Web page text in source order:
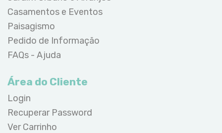
Casamentos e Eventos
Paisagismo
Pedido de Informação
FAQs - Ajuda
Área do Cliente
Login
Recuperar Password
Ver Carrinho